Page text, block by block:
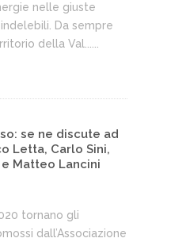
nelle giuste
Da sempre
della Val......
se ne discute ad
Letta, Carlo Sini,
Matteo Lancini
tornano gli
dall’Associazione